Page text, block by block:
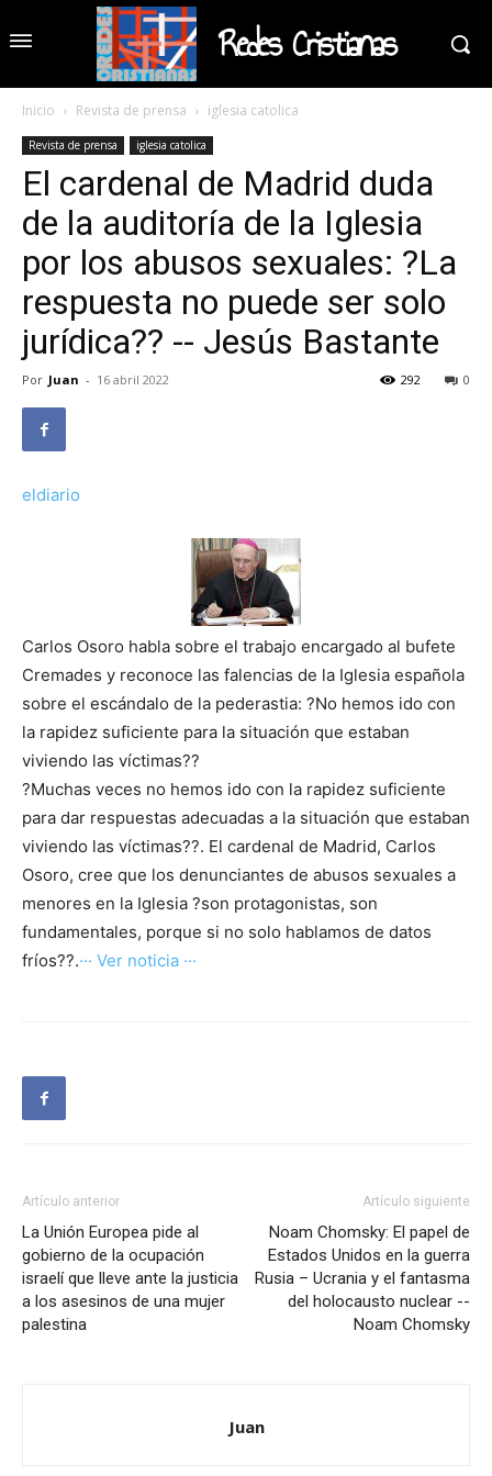
Redes Cristianas
Inicio Revista de prensa iglesia catolica
Revista de prensa iglesia catolica
El cardenal de Madrid duda
de la auditoría de la Iglesia
por los abusos sexuales: ?La
respuesta no puede ser solo
jurídica?? -- Jesús Bastante
Por Juan - 16 abril 2022 0
292
eldiario
Carlos Osoro habla sobre el trabajo encargado al bufete
Cremades y reconoce las falencias de la Iglesia española
sobre el escándalo de la pederastia: ?No hemos ido con
la rapidez suficiente para la situación que estaban
viviendo las víctimas??
?Muchas veces no hemos ido con la rapidez suficiente
para dar respuestas adecuadas a la situación que estaban
viviendo las víctimas??. El cardenal de Madrid, Carlos
Osoro, cree que los denunciantes de abusos sexuales a
menores en la Iglesia ?son protagonistas, son
fundamentales, porque si no solo hablamos de datos
fríos??.··· Ver noticia ···
Artículo anterior
La Unión Europea pide al
gobierno de la ocupación
israelí que lleve ante la justicia
a los asesinos de una mujer
palestina
Artículo siguiente
Noam Chomsky: El papel de
Estados Unidos en la guerra
Rusia – Ucrania y el fantasma
del holocausto nuclear --
Noam Chomsky
Juan